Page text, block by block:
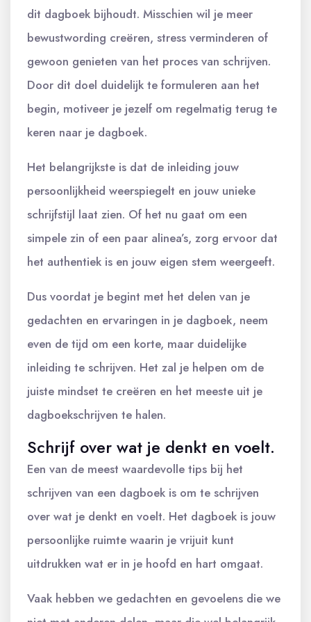
dit dagboek bijhoudt. Misschien wil je meer
bewustwording creëren, stress verminderen of
gewoon genieten van het proces van schrijven.
Door dit doel duidelijk te formuleren aan het
begin, motiveer je jezelf om regelmatig terug te
keren naar je dagboek.
Het belangrijkste is dat de inleiding jouw
persoonlijkheid weerspiegelt en jouw unieke
schrijfstijl laat zien. Of het nu gaat om een
simpele zin of een paar alinea’s, zorg ervoor dat
het authentiek is en jouw eigen stem weergeeft.
Dus voordat je begint met het delen van je
gedachten en ervaringen in je dagboek, neem
even de tijd om een korte, maar duidelijke
inleiding te schrijven. Het zal je helpen om de
juiste mindset te creëren en het meeste uit je
dagboekschrijven te halen.
Schrijf over wat je denkt en voelt.
Een van de meest waardevolle tips bij het
schrijven van een dagboek is om te schrijven
over wat je denkt en voelt. Het dagboek is jouw
persoonlijke ruimte waarin je vrijuit kunt
uitdrukken wat er in je hoofd en hart omgaat.
Vaak hebben we gedachten en gevoelens die we